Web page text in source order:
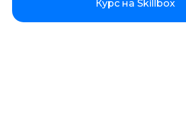
Курс на Skillbox